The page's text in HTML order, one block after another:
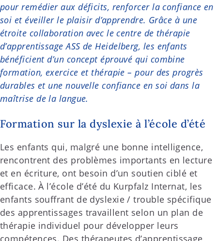
pour remédier aux déficits, renforcer la confiance en
soi et éveiller le plaisir d’apprendre. Grâce à une
étroite collaboration avec le centre de thérapie
d’apprentissage ASS de Heidelberg, les enfants
bénéficient d’un concept éprouvé qui combine
formation, exercice et thérapie – pour des progrès
durables et une nouvelle confiance en soi dans la
maîtrise de la langue.
Formation sur la dyslexie à l’école d’été
Les enfants qui, malgré une bonne intelligence,
rencontrent des problèmes importants en lecture
et en écriture, ont besoin d’un soutien ciblé et
efficace. À l’école d’été du Kurpfalz Internat, les
enfants souffrant de dyslexie / trouble spécifique
des apprentissages travaillent selon un plan de
thérapie individuel pour développer leurs
compétences. Des thérapeutes d’apprentissage